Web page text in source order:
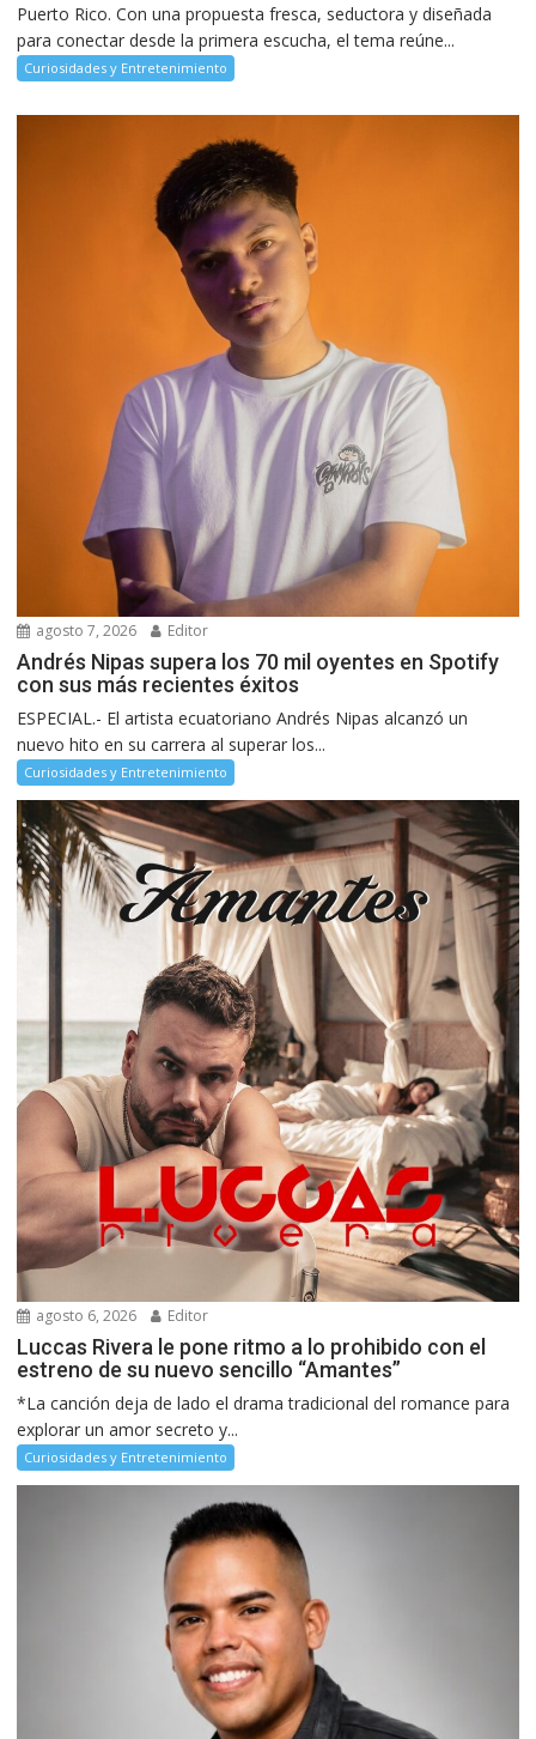
Puerto Rico. Con una propuesta fresca, seductora y diseñada
para conectar desde la primera escucha, el tema reúne...
Curiosidades y Entretenimiento
agosto 7, 2026 Editor
Andrés Nipas supera los 70 mil oyentes en Spotify
con sus más recientes éxitos
ESPECIAL.- El artista ecuatoriano Andrés Nipas alcanzó un
nuevo hito en su carrera al superar los...
Curiosidades y Entretenimiento
agosto 6, 2026 Editor
Luccas Rivera le pone ritmo a lo prohibido con el
estreno de su nuevo sencillo “Amantes”
*La canción deja de lado el drama tradicional del romance para
explorar un amor secreto y...
Curiosidades y Entretenimiento